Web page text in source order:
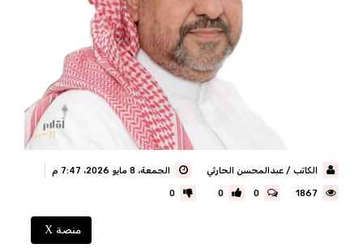
الكاتب / عبدالمحسن الحارثي الجمعة، 8 مايو 2026، 7:47 م
0
0
0
منصة X